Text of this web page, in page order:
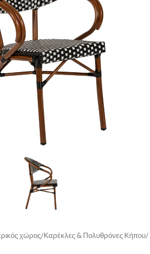
μεγέθυνση
χώρος/Καρέκλες & Πολυθρόνες Κήπου/